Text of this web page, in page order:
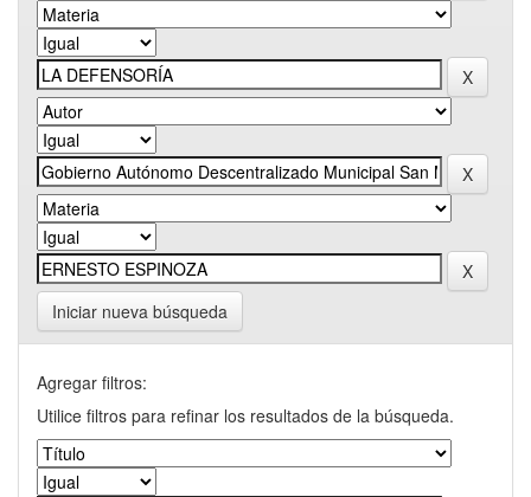
Iniciar nueva búsqueda
Agregar filtros:
Utilice filtros para refinar los resultados de la búsqueda.